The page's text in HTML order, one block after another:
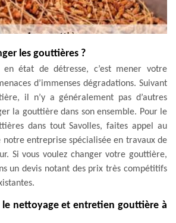
les gouttières ?
état de détresse, c’est mener votre
d’immenses dégradations. Suivant
il n’y a généralement pas d’autres
la gouttière dans son ensemble. Pour le
dans tout Savolles, faites appel au
notre entreprise spécialisée en travaux de
Si vous voulez changer votre gouttière,
un devis notant des prix très compétitifs
le nettoyage et entretien gouttière à